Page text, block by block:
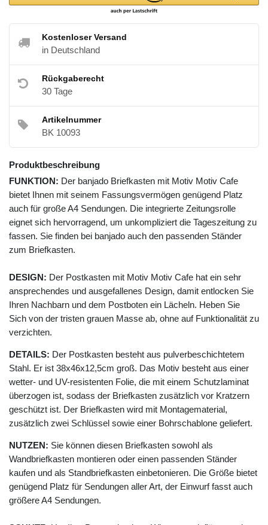
Kostenloser Versand
in Deutschland
Rückgaberecht
30 Tage
Artikelnummer
BK 10093
Produktbeschreibung
FUNKTION: Der banjado Briefkasten mit Motiv Motiv Cafe
bietet Ihnen mit seinem Fassungsvermögen genügend Platz
auch für große A4 Sendungen. Die integrierte Zeitungsrolle
eignet sich hervorragend, um unkompliziert die Tageszeitung zu
fassen. Sie finden bei banjado auch den passenden Ständer
zum Briefkasten.
DESIGN: Der Postkasten mit Motiv Motiv Cafe hat ein sehr
ansprechendes und ausgefallenes Design, damit entlocken Sie
Ihren Nachbarn und dem Postboten ein Lächeln. Heben Sie
Sich von der tristen grauen Masse ab, ohne auf Funktionalität zu
verzichten.
DETAILS: Der Postkasten besteht aus pulverbeschichtetem
Stahl. Er ist 38x46x12,5cm groß. Das Motiv besteht aus einer
wetter- und UV-resistenten Folie, die mit einem Schutzlaminat
überzogen ist, sodass der Briefkasten zusätzlich vor Kratzern
geschützt ist. Der Briefkasten wird mit Montagematerial,
zusätzlich zwei Schlüssel sowie einer Bohrschablone geliefert.
NUTZEN: Sie können diesen Briefkasten sowohl als
Wandbriefkasten montieren oder einen passenden Ständer
kaufen und als Standbriefkasten einbetonieren. Die Größe bietet
genügend Platz für Sendungen aller Art, der Einwurf fasst auch
größere A4 Sendungen.